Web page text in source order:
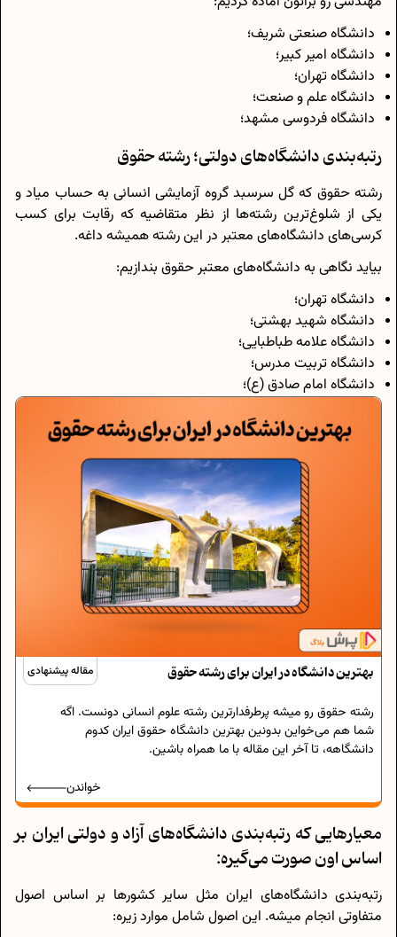
دانشگاه صنعتی شریف؛
دانشگاه امیر کبیر؛
دانشگاه تهران؛
دانشگاه علم و صنعت؛
دانشگاه فردوسی مشهد؛
رتبه‌بندی دانشگاه‌های دولتی؛ رشته حقوق
رشته حقوق که گل سرسبد گروه آزمایشی انسانی به حساب میاد و
یکی از شلوغ‌ترین رشته‌ها از نظر متقاضیه که رقابت برای کسب
کرسی‌های دانشگاه‌های معتبر در این رشته همیشه داغه.
بیاید نگاهی به دانشگاه‌های معتبر حقوق بندازیم:
دانشگاه تهران؛
دانشگاه شهید بهشتی؛
دانشگاه علامه طباطبایی؛
دانشگاه تربیت مدرس؛
دانشگاه امام صادق (ع)؛
مقاله پیشنهادی بهترین دانشگاه در ایران برای رشته حقوق
رشته‌ حقوق رو میشه پرطرفدارترین رشته‌ علوم انسانی دونست. اگه
شما هم می‌خواین بدونین بهترین دانشگاه حقوق ایران کدوم
دانشگاهه، تا آخر این مقاله با ما همراه باشین.
خواندن
معیار‌هایی که رتبه‌بندی دانشگاه‌های آزاد و دولتی ایران بر
اساس اون صورت می‌گیره:
رتبه‌بندی دانشگاه‌های ایران مثل سایر کشور‌ها بر اساس اصول
متفاوتی انجام میشه. این اصول شامل موارد زیره: